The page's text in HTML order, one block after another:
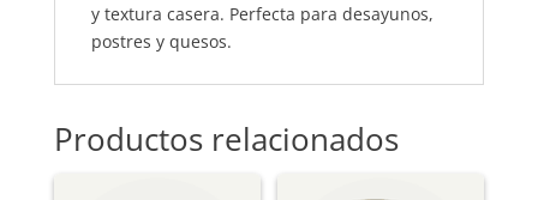
y textura casera. Perfecta para desayunos,
postres y quesos.
Productos relacionados